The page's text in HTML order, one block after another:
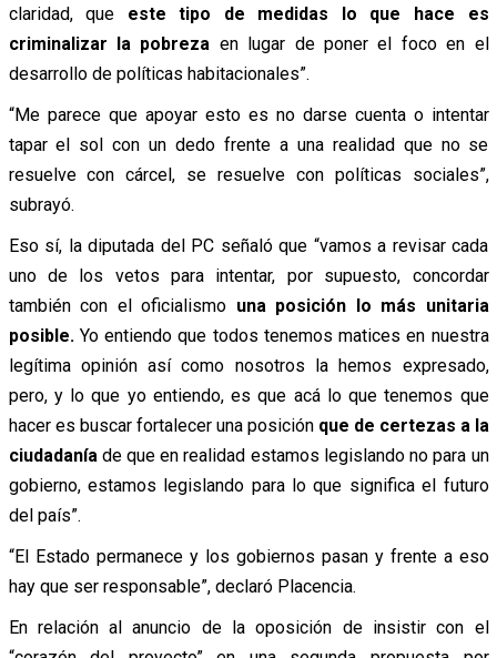
claridad, que este tipo de medidas lo que hace es
criminalizar la pobreza en lugar de poner el foco en el
desarrollo de políticas habitacionales”.
“Me parece que apoyar esto es no darse cuenta o intentar
tapar el sol con un dedo frente a una realidad que no se
resuelve con cárcel, se resuelve con políticas sociales”,
subrayó.
Eso sí, la diputada del PC señaló que “vamos a revisar cada
uno de los vetos para intentar, por supuesto, concordar
también con el oficialismo una posición lo más unitaria
posible. Yo entiendo que todos tenemos matices en nuestra
legítima opinión así como nosotros la hemos expresado,
pero, y lo que yo entiendo, es que acá lo que tenemos que
hacer es buscar fortalecer una posiciónque de certezas a la
ciudadanía de que en realidad estamos legislando no para un
gobierno, estamos legislando para lo que significa el futuro
del país”.
“El Estado permanece y los gobiernos pasan y frente a eso
hay que ser responsable”, declaró Placencia.
En relación al anuncio de la oposición de insistir con el